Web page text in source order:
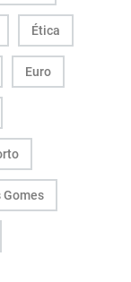
Ética
Euro
Gomes